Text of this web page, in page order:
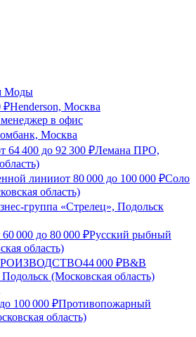
Моды
₽Henderson, Москва
в офис
Москва
64 400 до 92 300 ₽Лемана ПРО,
линииот 80 000 до 100 000 ₽Соло
область)
группа «Стрелец», Подольск
60 000 до 80 000 ₽Русский рыбный
область)
44 000 ₽B&B
(Московская область)
до 100 000 ₽Противопожарный
область)